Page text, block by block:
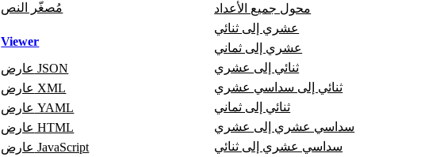
مُصغّر النص
Viewer
عارض JSON
عارض XML
عارض YAML
عارض HTML
عارض JavaScript
محول جميع الأعداد
عشري إلى ثنائي
عشري إلى ثماني
ثنائي إلى عشري
ثنائي إلى سداسي عشري
ثنائي إلى ثماني
سداسي عشري إلى عشري
سداسي عشري إلى ثنائي